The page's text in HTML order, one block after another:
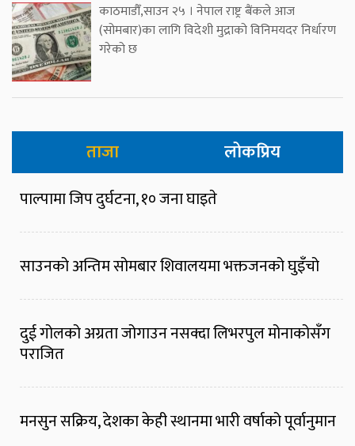
काठमाडौँ,साउन २५ । नेपाल राष्ट्र बैंकले आज
(सोमबार)का लागि विदेशी मुद्राको विनिमयदर निर्धारण
गरेको छ
ताजा लोकप्रिय
पाल्पामा जिप दुर्घटना, १० जना घाइते
साउनको अन्तिम सोमबार शिवालयमा भक्तजनको घुइँचो
दुई गोलको अग्रता जोगाउन नसक्दा लिभरपुल मोनाकोसँग
पराजित
मनसुन सक्रिय, देशका केही स्थानमा भारी वर्षाको पूर्वानुमान